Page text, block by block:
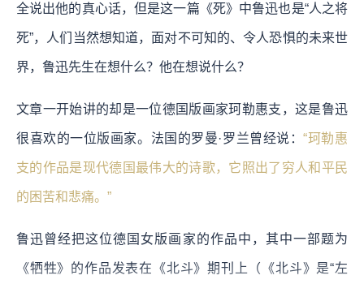
全说出他的真心话，但是这一篇《死》中鲁迅也是“人之将
死”，人们当然想知道，面对不可知的、令人恐惧的未来世
界，鲁迅先生在想什么？他在想说什么？
文章一开始讲的却是一位德国版画家珂勒惠支，这是鲁迅
很喜欢的一位版画家。法国的罗曼·罗兰曾经说：“珂勒惠
支的作品是现代德国最伟大的诗歌，它照出了穷人和平民
的困苦和悲痛。”
鲁迅曾经把这位德国女版画家的作品中，其中一部题为
《牺牲》的作品发表在《北斗》期刊上（《北斗》是“左